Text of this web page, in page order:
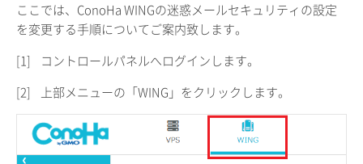
ここでは、ConoHa WINGの迷惑メールセキュリティの設定
を変更する手順についてご案内致します。
[1]
コントロールパネルへログインします。
[2]
上部メニューの「WING」をクリックします。